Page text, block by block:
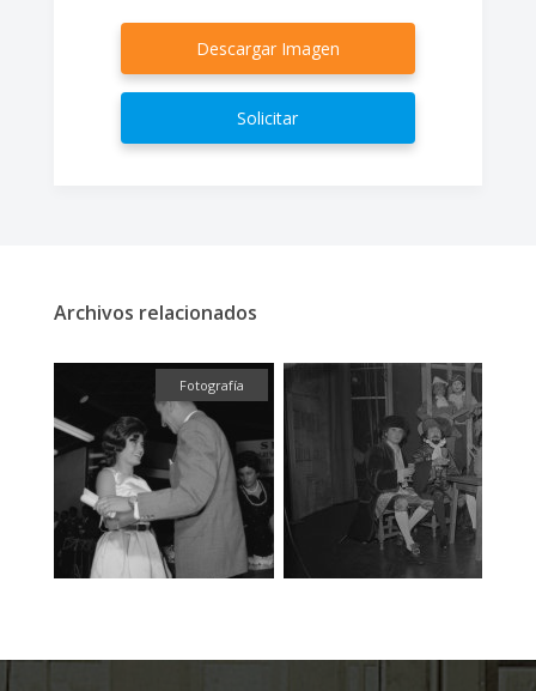
Descargar Imagen
Solicitar
Archivos relacionados
Fotografía